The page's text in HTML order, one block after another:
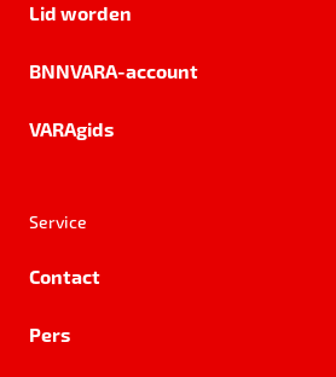
Lid worden
BNNVARA-account
VARAgids
Service
Contact
Pers